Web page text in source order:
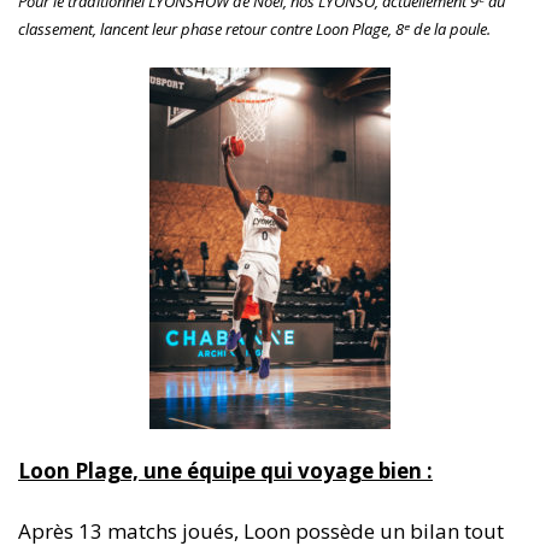
classement, lancent leur phase retour contre Loon Plage, 8ᵉ de la poule.
Loon Plage, une équipe qui voyage bien :
Après 13 matchs joués, Loon possède un bilan tout